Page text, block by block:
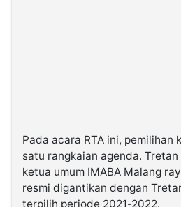
Pada acara RTA ini, pemilihan
satu rangkaian agenda.
ketua umum IMABA Malang
resmi digantikan dengan
terpilih periode 2021-2022.